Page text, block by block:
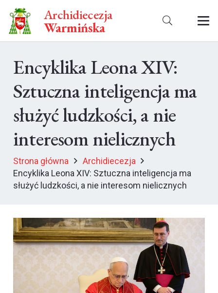
Archidiecezja
Warmińska
Encyklika Leona XIV:
Sztuczna inteligencja ma
służyć ludzkości, a nie
interesom nielicznych
Strona główna
Archidiecezja
Encyklika Leona XIV: Sztuczna inteligencja ma
służyć ludzkości, a nie interesom nielicznych